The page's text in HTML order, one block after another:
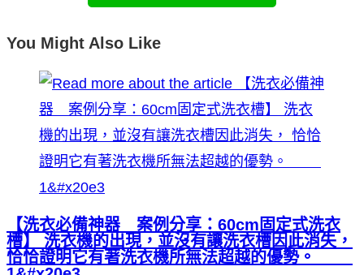
You Might Also Like
【洗衣必備神器 案例分享：60cm固定式洗衣
槽】 洗衣機的出現，並沒有讓洗衣槽因此消失，
恰恰證明它有著洗衣機所無法超越的優勢。